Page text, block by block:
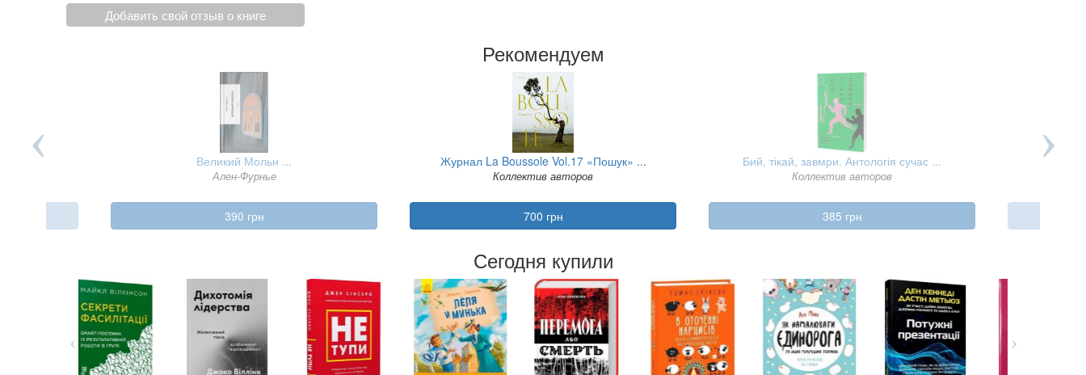
Добавить свой отзыв о книге
Рекомендуем
Великий Мольн ...
Ален-Фурнье
390 грн
Журнал La Boussole Vol.17 «Пошук» ...
Коллектив авторов
700 грн
Бий, тікай, завмри. Антологія сучас ...
Коллектив авторов
385 грн
Сегодня купили